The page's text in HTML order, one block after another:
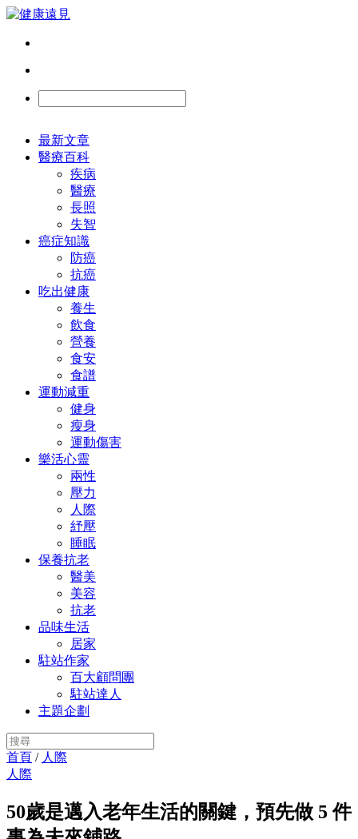
最新文章
醫療百科
疾病
醫療
長照
失智
癌症知識
防癌
抗癌
吃出健康
養生
飲食
營養
食安
食譜
運動減重
健身
瘦身
運動傷害
樂活心靈
兩性
壓力
人際
紓壓
睡眠
保養抗老
醫美
美容
抗老
品味生活
居家
駐站作家
百大顧問團
駐站達人
主題企劃
首頁 / 人際
人際
50歲是邁入老年生活的關鍵，預先做 5 件